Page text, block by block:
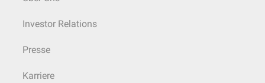
Investor Relations
Presse
Karriere